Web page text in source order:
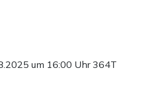
um 16:00 Uhr364T